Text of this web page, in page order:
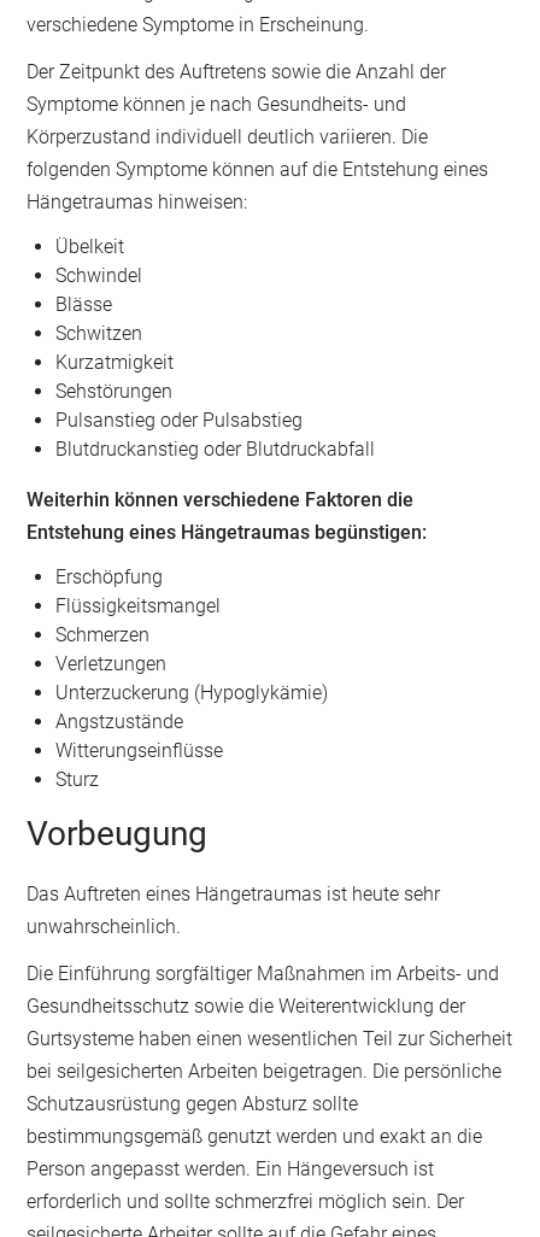
verschiedene Symptome in Erscheinung.
Der Zeitpunkt des Auftretens sowie die Anzahl der
Symptome können je nach Gesundheits- und
Körperzustand individuell deutlich variieren. Die
folgenden Symptome können auf die Entstehung eines
Hängetraumas hinweisen:
Übelkeit
Schwindel
Blässe
Schwitzen
Kurzatmigkeit
Sehstörungen
Pulsanstieg oder Pulsabstieg
Blutdruckanstieg oder Blutdruckabfall
‍Weiterhin können verschiedene Faktoren die
Entstehung eines Hängetraumas begünstigen:
Erschöpfung
Flüssigkeitsmangel
Schmerzen
Verletzungen
Unterzuckerung (Hypoglykämie)
Angstzustände
Witterungseinflüsse
Sturz
Vorbeugung
Das Auftreten eines Hängetraumas ist heute sehr
unwahrscheinlich.
Die Einführung sorgfältiger Maßnahmen im Arbeits- und
Gesundheitsschutz sowie die Weiterentwicklung der
Gurtsysteme haben einen wesentlichen Teil zur Sicherheit
bei seilgesicherten Arbeiten beigetragen. Die persönliche
Schutzausrüstung gegen Absturz sollte
bestimmungsgemäß genutzt werden und exakt an die
Person angepasst werden. Ein Hängeversuch ist
erforderlich und sollte schmerzfrei möglich sein. Der